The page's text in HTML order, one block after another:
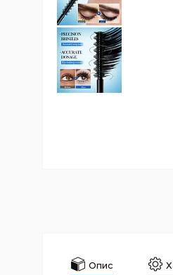
Опис